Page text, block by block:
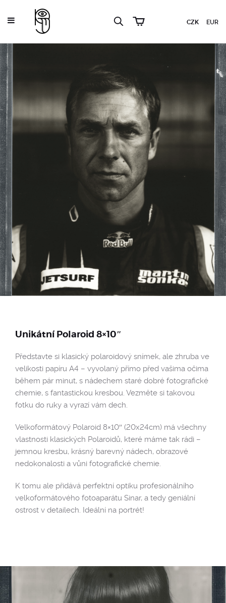
CZK EUR
Unikátní Polaroid 8×10″
Představte si klasický polaroidový snímek, ale zhruba ve
velikosti papíru A4 – vyvolaný přímo před vašima očima
během pár minut, s nádechem staré dobré fotografické
chemie, s fantastickou kresbou. Vezměte si takovou
fotku do ruky a vyrazí vám dech.
Velkoformátový Polaroid 8×10″ (20x24cm) má všechny
vlastnosti klasických Polaroidů, které máme tak rádi –
jemnou kresbu, krásný barevný nádech, obrazové
nedokonalosti a vůni fotografické chemie.
K tomu ale přidává perfektní optiku profesionálního
velkoformátového fotoaparátu Sinar, a tedy geniální
ostrost v detailech. Ideální na portrét!